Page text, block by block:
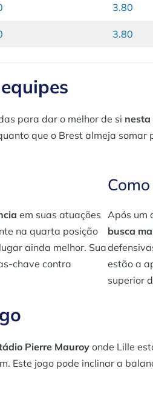
3.80
3.80
para dar o melhor de si nesta
que o Brest almeja
em suas atuações
na quarta posição
ainda melhor. Sua
chave contra
Após um
busca
estão a
superior
Pierre Mauroyonde Lille
Este jogo pode inclinar a